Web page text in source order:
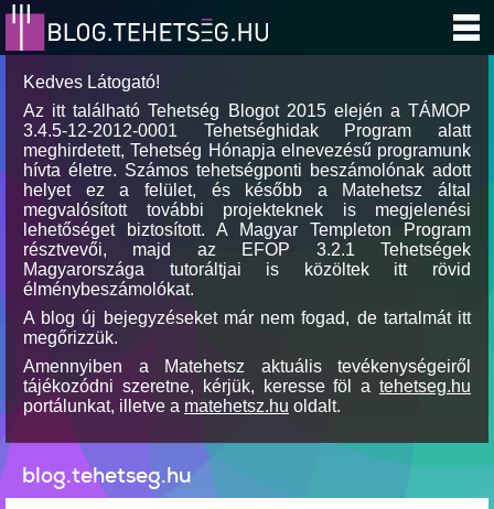
Kedves Látogató!
Az itt található Tehetség Blogot 2015 elején a TÁMOP
3.4.5-12-2012-0001 Tehetséghidak Program alatt
meghirdetett, Tehetség Hónapja elnevezésű programunk
hívta életre. Számos tehetségponti beszámolónak adott
helyet ez a felület, és később a Matehetsz által
megvalósított további projekteknek is megjelenési
lehetőséget biztosított. A Magyar Templeton Program
résztvevői, majd az EFOP 3.2.1 Tehetségek
Magyarországa tutoráltjai is közöltek itt rövid
élménybeszámolókat.
A blog új bejegyzéseket már nem fogad, de tartalmát itt
megőrizzük.
Amennyiben a Matehetsz aktuális tevékenységeiről
tájékozódni szeretne, kérjük, keresse föl a tehetseg.hu
portálunkat, illetve a matehetsz.hu oldalt.
blog.tehetseg.hu